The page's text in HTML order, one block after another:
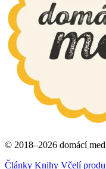
© 2018–2026 domácí
Články Knihy Včelí